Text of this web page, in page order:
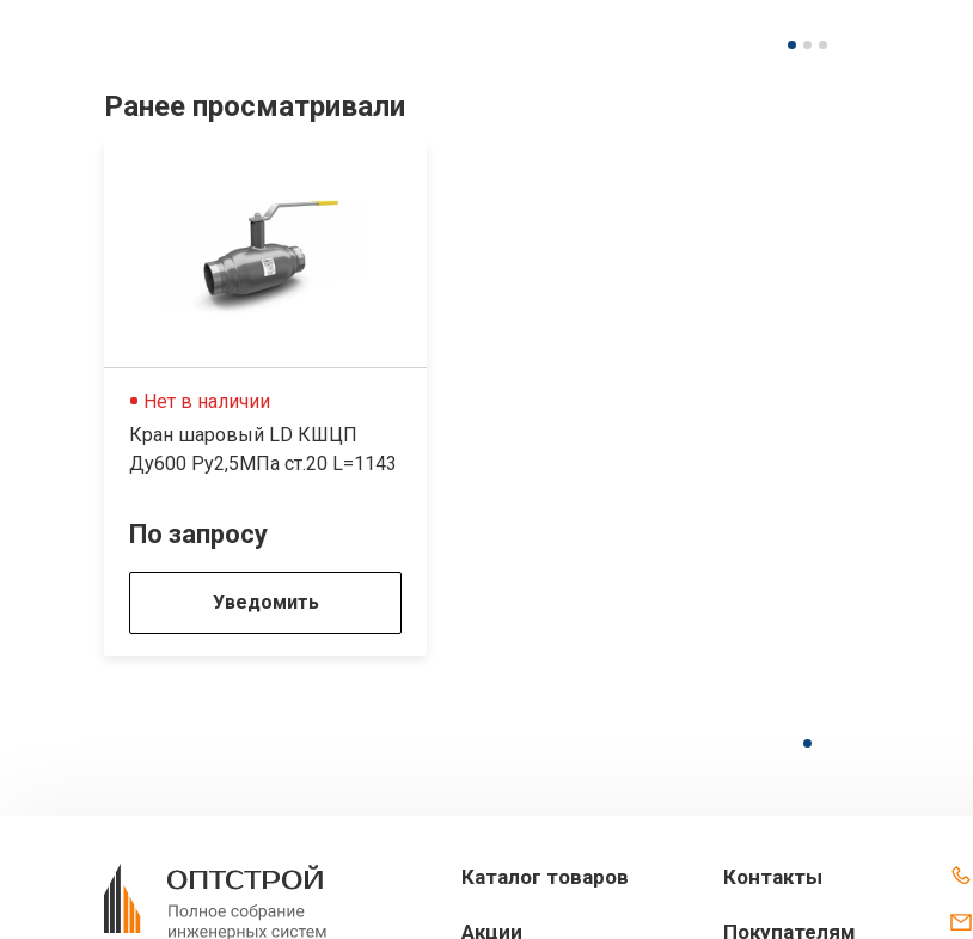
Ранее просматривали
Нет в наличии
Кран шаровый LD КШЦП
Ду600 Ру2,5МПа ст.20 L=1143
По запросу
Уведомить
Каталог товаров
Акции
Контакты
Покупателям